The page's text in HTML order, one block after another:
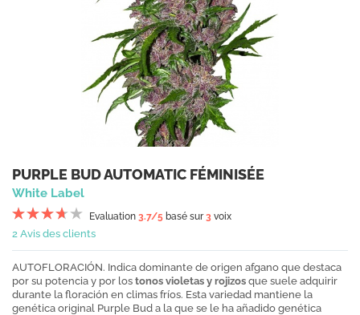
PURPLE BUD AUTOMATIC FÉMINISÉE
White Label
Evaluation 3.7/5 basé sur3 voix
2 Avis des clients
AUTOFLORACIÓN. Indica dominante de origen afgano que destaca
por su potencia y por los tonos violetas y rojizos que suele adquirir
durante la floración en climas fríos. Esta variedad mantiene la
genética original Purple Bud a la que se le ha añadido genética